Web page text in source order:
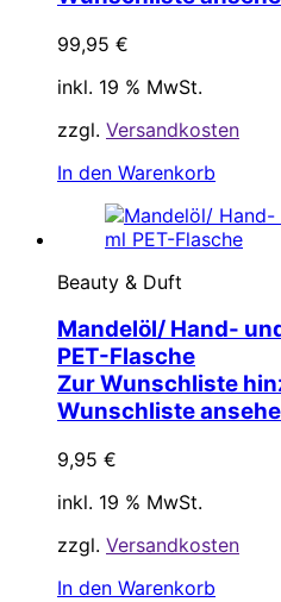
99,95 €
inkl. 19 % MwSt.
zzgl. Versandkosten
In den Warenkorb
Beauty & Duft
Mandelöl/ Hand-
PET-Flasche
Zur Wunschliste
Wunschliste
9,95 €
inkl. 19 % MwSt.
zzgl. Versandkosten
In den Warenkorb